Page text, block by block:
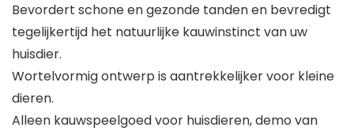
Bevordert schone en gezonde tanden en bevredigt
tegelijkertijd het natuurlijke kauwinstinct van uw
huisdier.
Wortelvormig ontwerp is aantrekkelijker voor kleine
dieren.
Alleen kauwspeelgoed voor huisdieren, demo van